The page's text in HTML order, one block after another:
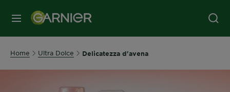
MENU
Home Ultra Dolce Delicatezza d'avena